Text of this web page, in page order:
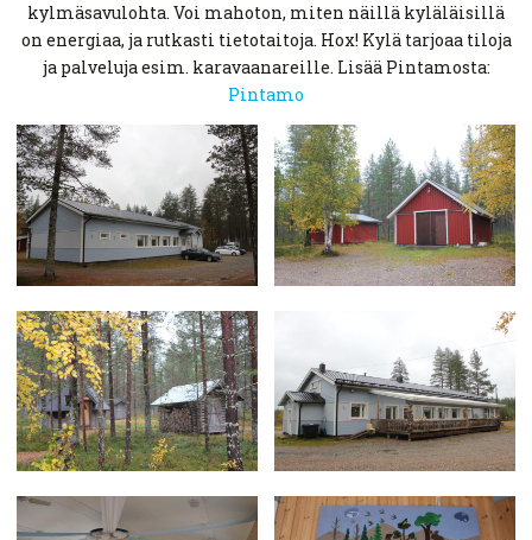
kylmäsavulohta. Voi mahoton, miten näillä kyläläisillä
on energiaa, ja rutkasti tietotaitoja. Hox! Kylä tarjoaa tiloja
ja palveluja esim. karavaanareille. Lisää Pintamosta:
Pintamo